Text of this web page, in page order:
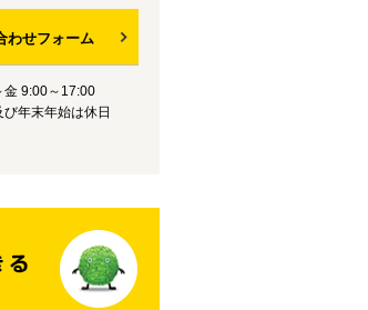
わせフォーム
金 9:00～17:00
年末年始は休日